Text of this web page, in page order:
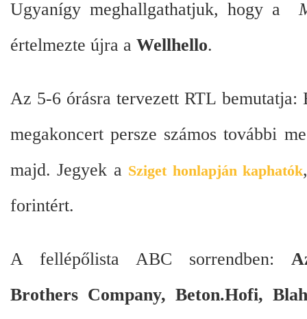
Ugyanígy meghallgathatjuk, hogy a
értelmezte újra a Wellhello.
Az 5-6 órásra tervezett RTL
megakoncert persze számos további
majd. Jegyek a Sziget honlapján kaphatók
forintért.
A fellépőlista ABC sorrendben:
Brothers Company, Beton.Hofi,